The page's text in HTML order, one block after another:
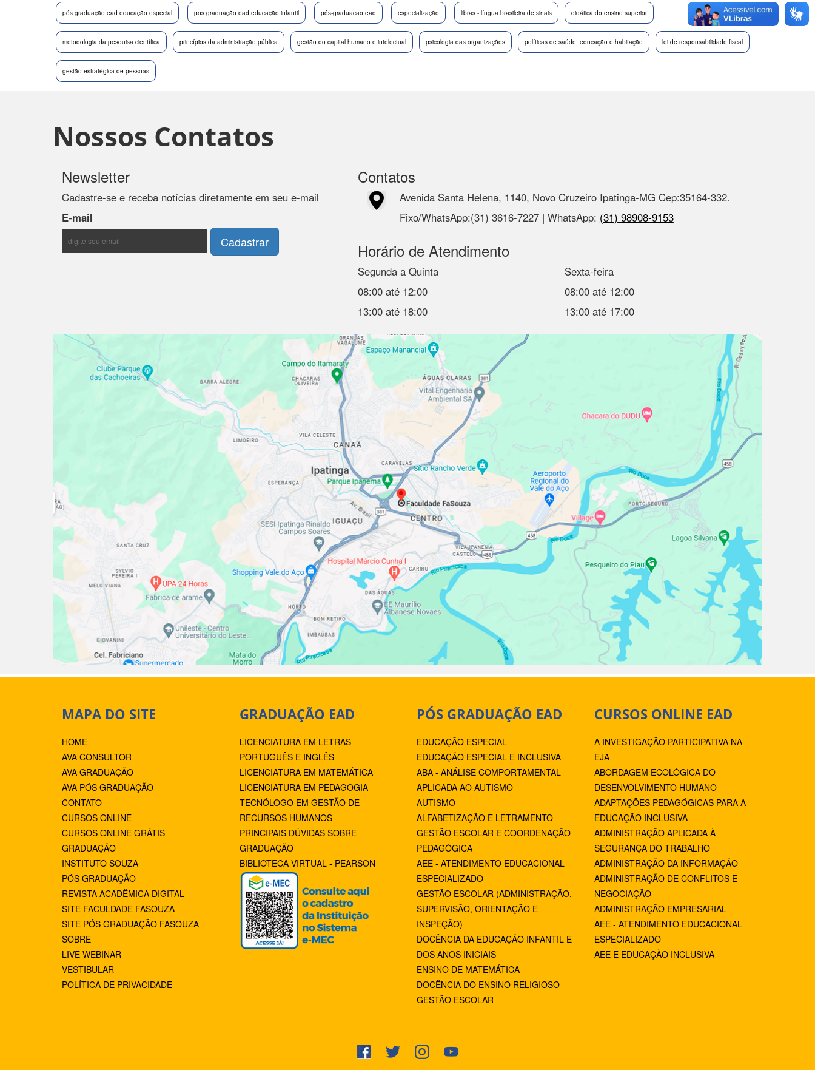
pós graduação ead educação especial pos graduação ead educação infantil pós-graduacao ead especialização libras - língua brasileira de sinais didática do ensino superior
metodologia da pesquisa científica princípios da administração pública gestão do capital humano e intelectual psicologia das organizações políticas de saúde, educação e habitação lei de responsabilidade fiscal
gestão estratégica de pessoas
Nossos Contatos
Newsletter
Cadastre-se e receba notícias diretamente em seu e-mail
E-mail
Contatos
Avenida Santa Helena, 1140, Novo Cruzeiro Ipatinga-MG Cep:35164-332.
Fixo/WhatsApp:(31) 3616-7227 | WhatsApp: (31) 98908-9153
Horário de Atendimento
Segunda a Quinta
08:00 até 12:00
13:00 até 18:00
Sexta-feira
08:00 até 12:00
13:00 até 17:00
MAPA DO SITE
HOME
AVA CONSULTOR
AVA GRADUAÇÃO
AVA PÓS GRADUAÇÃO
CONTATO
CURSOS ONLINE
CURSOS ONLINE GRÁTIS
GRADUAÇÃO
INSTITUTO SOUZA
PÓS GRADUAÇÃO
REVISTA ACADÊMICA DIGITAL
SITE FACULDADE FASOUZA
SITE PÓS GRADUAÇÃO FASOUZA
SOBRE
LIVE WEBINAR
VESTIBULAR
POLÍTICA DE PRIVACIDADE
GRADUAÇÃO EAD
LICENCIATURA EM LETRAS –
PORTUGUÊS E INGLÊS
LICENCIATURA EM MATEMÁTICA
LICENCIATURA EM PEDAGOGIA
TECNÓLOGO EM GESTÃO DE
RECURSOS HUMANOS
PRINCIPAIS DÚVIDAS SOBRE
GRADUAÇÃO
BIBLIOTECA VIRTUAL - PEARSON
PÓS GRADUAÇÃO EAD
EDUCAÇÃO ESPECIAL
EDUCAÇÃO ESPECIAL E INCLUSIVA
ABA - ANÁLISE COMPORTAMENTAL
APLICADA AO AUTISMO
AUTISMO
ALFABETIZAÇÃO E LETRAMENTO
GESTÃO ESCOLAR E COORDENAÇÃO
PEDAGÓGICA
AEE - ATENDIMENTO EDUCACIONAL
ESPECIALIZADO
GESTÃO ESCOLAR (ADMINISTRAÇÃO,
SUPERVISÃO, ORIENTAÇÃO E
INSPEÇÃO)
DOCÊNCIA DA EDUCAÇÃO INFANTIL E
DOS ANOS INICIAIS
ENSINO DE MATEMÁTICA
DOCÊNCIA DO ENSINO RELIGIOSO
GESTÃO ESCOLAR
CURSOS ONLINE EAD
A INVESTIGAÇÃO PARTICIPATIVA NA
EJA
ABORDAGEM ECOLÓGICA DO
DESENVOLVIMENTO HUMANO
ADAPTAÇÕES PEDAGÓGICAS PARA A
EDUCAÇÃO INCLUSIVA
ADMINISTRAÇÃO APLICADA À
SEGURANÇA DO TRABALHO
ADMINISTRAÇÃO DA INFORMAÇÃO
ADMINISTRAÇÃO DE CONFLITOS E
NEGOCIAÇÃO
ADMINISTRAÇÃO EMPRESARIAL
AEE - ATENDIMENTO EDUCACIONAL
ESPECIALIZADO
AEE E EDUCAÇÃO INCLUSIVA